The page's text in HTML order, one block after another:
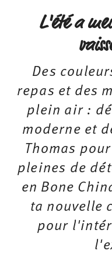
L'été a
Des
repas et des
plein air :
moderne et
Thomas
pleines de
en Bone
ta nouvelle
pour